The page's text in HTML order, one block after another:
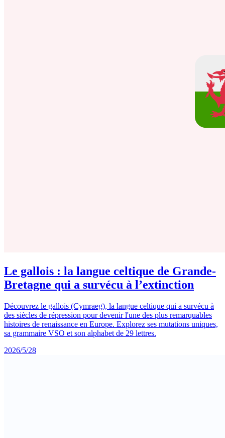
Le gallois : la langue celtique de Grande-
Bretagne qui a survécu à l’extinction
Découvrez le gallois (Cymraeg), la langue celtique qui a survécu à
des siècles de répression pour devenir l'une des plus remarquables
histoires de renaissance en Europe. Explorez ses mutations uniques,
sa grammaire VSO et son alphabet de 29 lettres.
2026/5/28